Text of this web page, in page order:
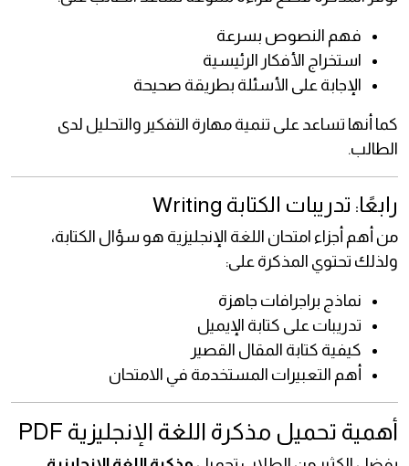
فهم النصوص بسرعة
استخراج الأفكار الرئيسية
الإجابة على الأسئلة بطريقة صحيحة
كما أنها تساعد على تنمية مهارة التفكير والتحليل لدى
الطالب.
رابعًا: تدريبات الكتابة Writing
من أهم أجزاء امتحان اللغة الإنجليزية هو سؤال الكتابة،
ولذلك تحتوي المذكرة على:
نماذج براجرافات جاهزة
تدريبات على كتابة الإيميل
كيفية كتابة المقال القصير
أهم التعبيرات المستخدمة في الامتحان
أهمية تحميل مذكرة اللغة الإنجليزية PDF